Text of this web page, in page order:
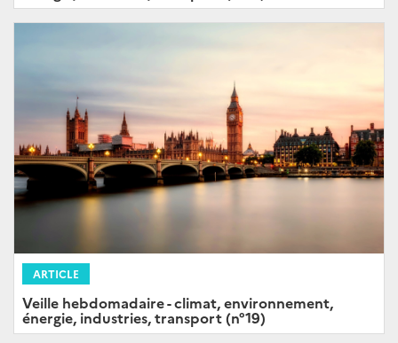
ARTICLE
Veille hebdomadaire - climat, environnement,
énergie, industries, transport (n°19)